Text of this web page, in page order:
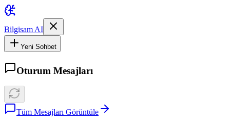
Bilgisam AI
Yeni Sohbet
Oturum Mesajları
Tüm Mesajları Görüntüle